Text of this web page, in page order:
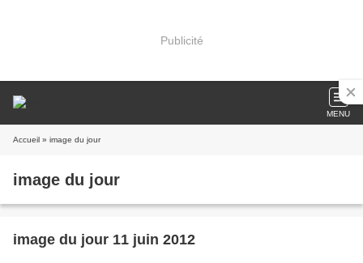
Publicité
MENU
Accueil » image du jour
image du jour
image du jour 11 juin 2012